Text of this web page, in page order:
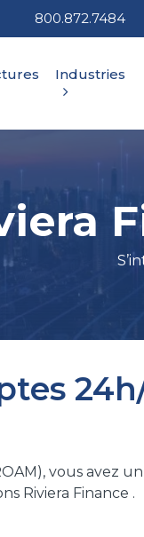
800.872.7484
Industries
vous avez
Riviera Finance .